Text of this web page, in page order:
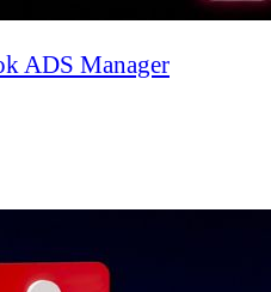
ADS Manager